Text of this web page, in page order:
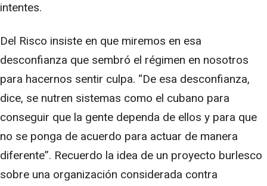
intentes.
Del Risco insiste en que miremos en esa
desconfianza que sembró el régimen en nosotros
para hacernos sentir culpa. “De esa desconfianza,
dice, se nutren sistemas como el cubano para
conseguir que la gente dependa de ellos y para que
no se ponga de acuerdo para actuar de manera
diferente”. Recuerdo la idea de un proyecto burlesco
sobre una organización considerada contra